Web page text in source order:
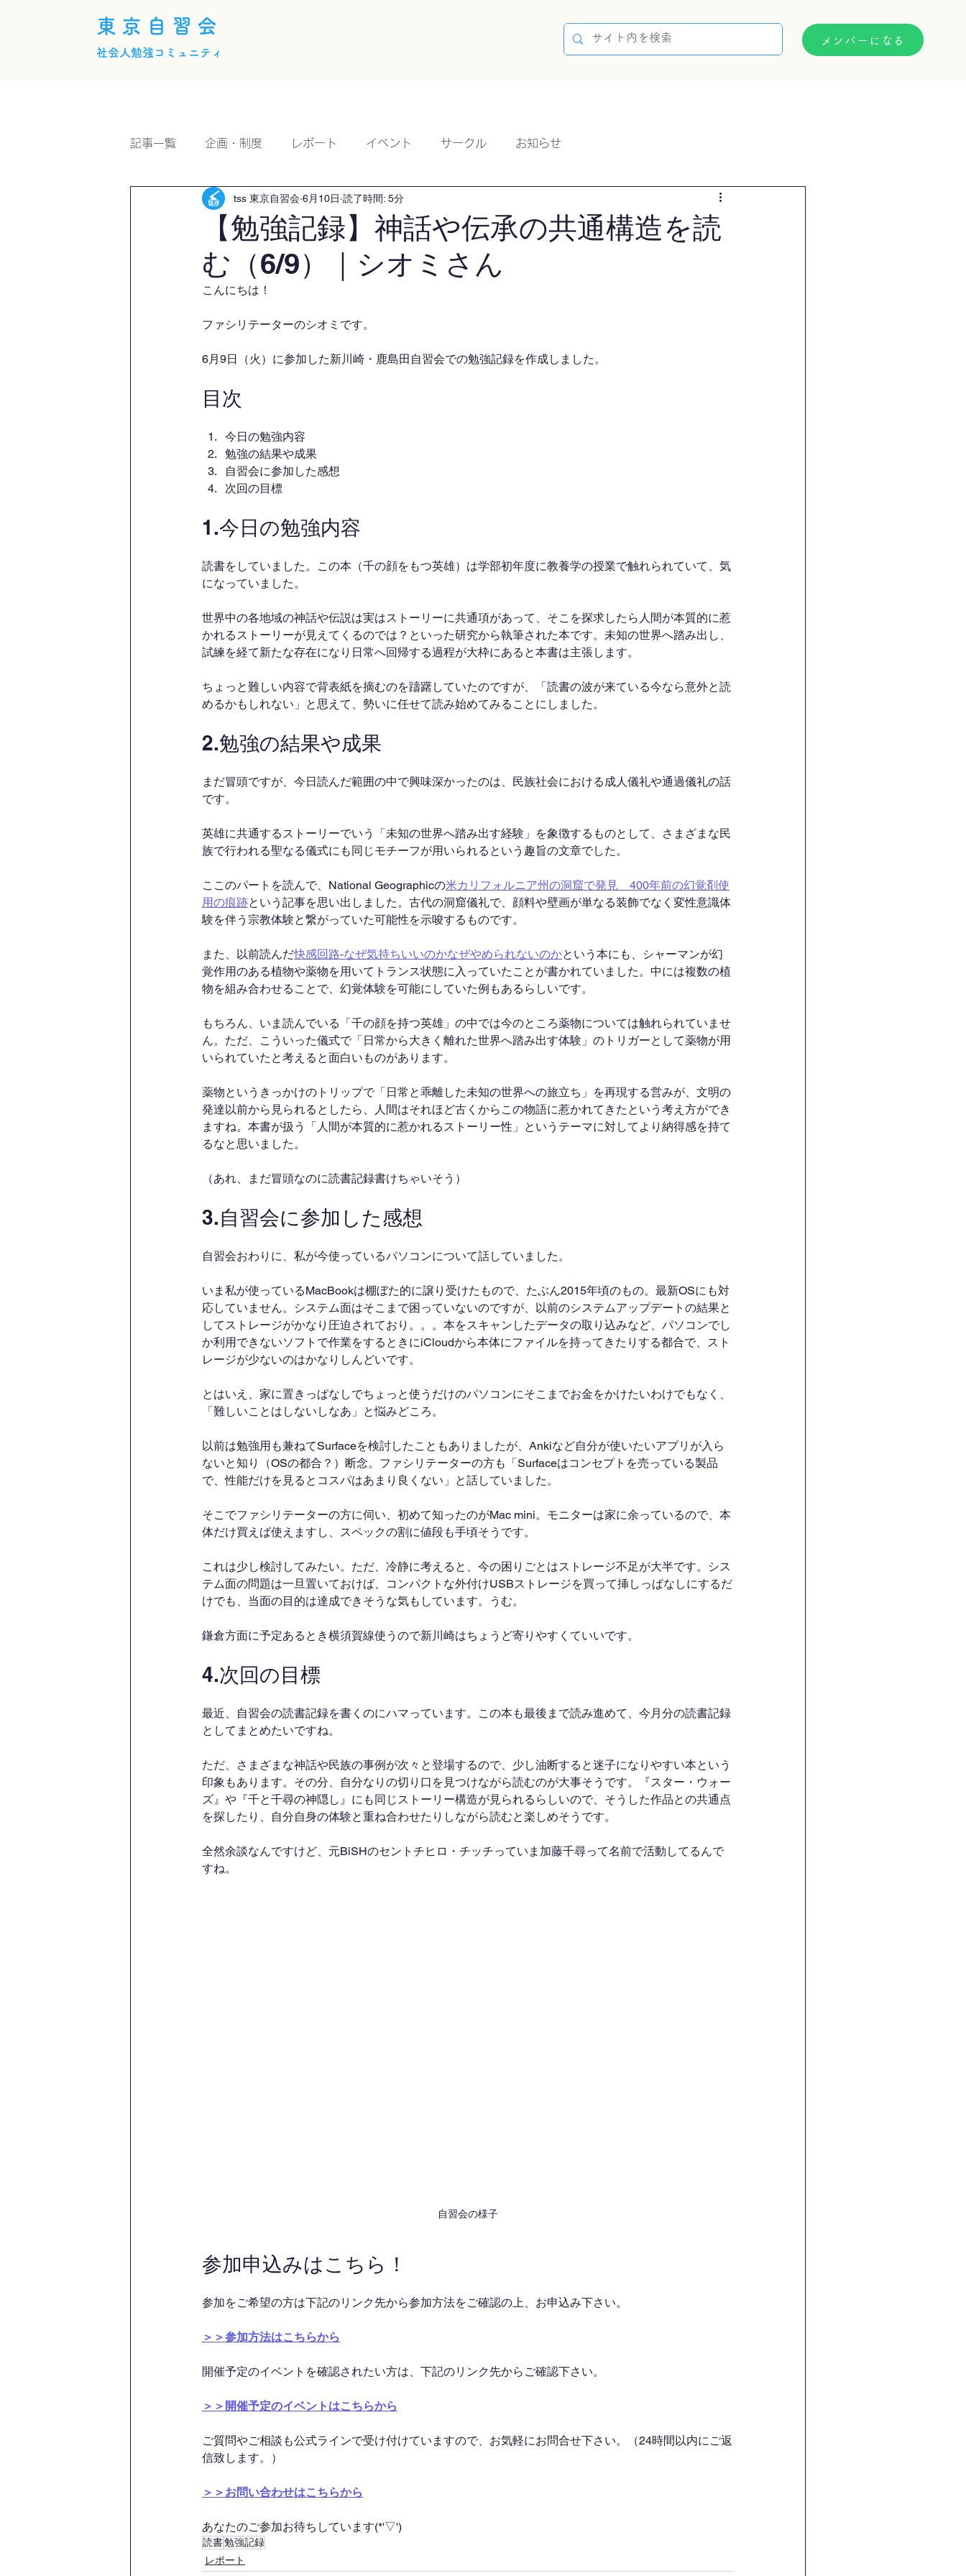
東京自習会
社会人勉強コミュニティ
メンバーになる
記事一覧 企画・制度 レポート イベント サークル お知らせ
【勉強記録】神話や伝承の共通構造を読
む（6/9）｜シオミさん
tss 東京自習会 6月10日 読了時間: 5分
こんにちは！
ファシリテーターのシオミです。
6月9日（火）に参加した新川崎・鹿島田自習会での勉強記録を作成しました。
目次
今日の勉強内容
勉強の結果や成果
自習会に参加した感想
次回の目標
1.今日の勉強内容
読書をしていました。この本（千の顔をもつ英雄）は学部初年度に教養学の授業で触れられていて、気
になっていました。
世界中の各地域の神話や伝説は実はストーリーに共通項があって、そこを探求したら人間が本質的に惹
かれるストーリーが見えてくるのでは？といった研究から執筆された本です。未知の世界へ踏み出し、
試練を経て新たな存在になり日常へ回帰する過程が大枠にあると本書は主張します。
ちょっと難しい内容で背表紙を摘むのを躊躇していたのですが、「読書の波が来ている今なら意外と読
めるかもしれない」と思えて、勢いに任せて読み始めてみることにしました。
2.勉強の結果や成果
まだ冒頭ですが、今日読んだ範囲の中で興味深かったのは、民族社会における成人儀礼や通過儀礼の話
です。
英雄に共通するストーリーでいう「未知の世界へ踏み出す経験」を象徴するものとして、さまざまな民
族で行われる聖なる儀式にも同じモチーフが用いられるという趣旨の文章でした。
ここのパートを読んで、National Geographicの米カリフォルニア州の洞窟で発見　400年前の幻覚剤使
用の痕跡という記事を思い出しました。古代の洞窟儀礼で、顔料や壁画が単なる装飾でなく変性意識体
験を伴う宗教体験と繋がっていた可能性を示唆するものです。
また、以前読んだ快感回路-なぜ気持ちいいのかなぜやめられないのかという本にも、シャーマンが幻
覚作用のある植物や薬物を用いてトランス状態に入っていたことが書かれていました。中には複数の植
物を組み合わせることで、幻覚体験を可能にしていた例もあるらしいです。
もちろん、いま読んでいる「千の顔を持つ英雄」の中では今のところ薬物については触れられていませ
ん。ただ、こういった儀式で「日常から大きく離れた世界へ踏み出す体験」のトリガーとして薬物が用
いられていたと考えると面白いものがあります。
薬物というきっかけのトリップで「日常と乖離した未知の世界への旅立ち」を再現する営みが、文明の
発達以前から見られるとしたら、人間はそれほど古くからこの物語に惹かれてきたという考え方ができ
ますね。本書が扱う「人間が本質的に惹かれるストーリー性」というテーマに対してより納得感を持て
るなと思いました。
（あれ、まだ冒頭なのに読書記録書けちゃいそう）
3.自習会に参加した感想
自習会おわりに、私が今使っているパソコンについて話していました。
いま私が使っているMacBookは棚ぼた的に譲り受けたもので、たぶん2015年頃のもの。最新OSにも対
応していません。システム面はそこまで困っていないのですが、以前のシステムアップデートの結果と
してストレージがかなり圧迫されており。。。本をスキャンしたデータの取り込みなど、パソコンでし
か利用できないソフトで作業をするときにiCloudから本体にファイルを持ってきたりする都合で、スト
レージが少ないのはかなりしんどいです。
とはいえ、家に置きっぱなしでちょっと使うだけのパソコンにそこまでお金をかけたいわけでもなく、
「難しいことはしないしなあ」と悩みどころ。
以前は勉強用も兼ねてSurfaceを検討したこともありましたが、Ankiなど自分が使いたいアプリが入ら
ないと知り（OSの都合？）断念。ファシリテーターの方も「Surfaceはコンセプトを売っている製品
で、性能だけを見るとコスパはあまり良くない」と話していました。
そこでファシリテーターの方に伺い、初めて知ったのがMac mini。モニターは家に余っているので、本
体だけ買えば使えますし、スペックの割に値段も手頃そうです。
これは少し検討してみたい。ただ、冷静に考えると、今の困りごとはストレージ不足が大半です。シス
テム面の問題は一旦置いておけば、コンパクトな外付けUSBストレージを買って挿しっぱなしにするだ
けでも、当面の目的は達成できそうな気もしています。うむ。
鎌倉方面に予定あるとき横須賀線使うので新川崎はちょうど寄りやすくていいです。
4.次回の目標
最近、自習会の読書記録を書くのにハマっています。この本も最後まで読み進めて、今月分の読書記録
としてまとめたいですね。
ただ、さまざまな神話や民族の事例が次々と登場するので、少し油断すると迷子になりやすい本という
印象もあります。その分、自分なりの切り口を見つけながら読むのが大事そうです。『スター・ウォー
ズ』や『千と千尋の神隠し』にも同じストーリー構造が見られるらしいので、そうした作品との共通点
を探したり、自分自身の体験と重ね合わせたりしながら読むと楽しめそうです。
全然余談なんですけど、元BiSHのセントチヒロ・チッチっていま加藤千尋って名前で活動してるんで
すね。
自習会の様子
参加申込みはこちら！
参加をご希望の方は下記のリンク先から参加方法をご確認の上、お申込み下さい。
＞＞参加方法はこちらから
開催予定のイベントを確認されたい方は、下記のリンク先からご確認下さい。
＞＞開催予定のイベントはこちらから
ご質問やご相談も公式ラインで受け付けていますので、お気軽にお問合せ下さい。（24時間以内にご返
信致します。）
＞＞お問い合わせはこちらから
あなたのご参加お待ちしています(*'▽')
読書勉強記録
レポート